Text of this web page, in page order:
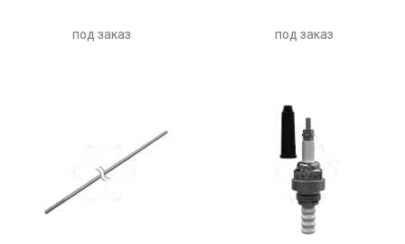
под заказ под заказ